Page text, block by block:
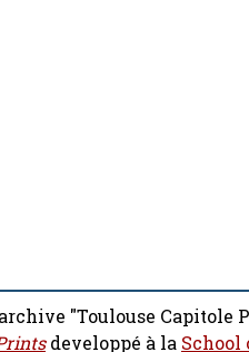
"Toulouse Capitole
developpé à la School